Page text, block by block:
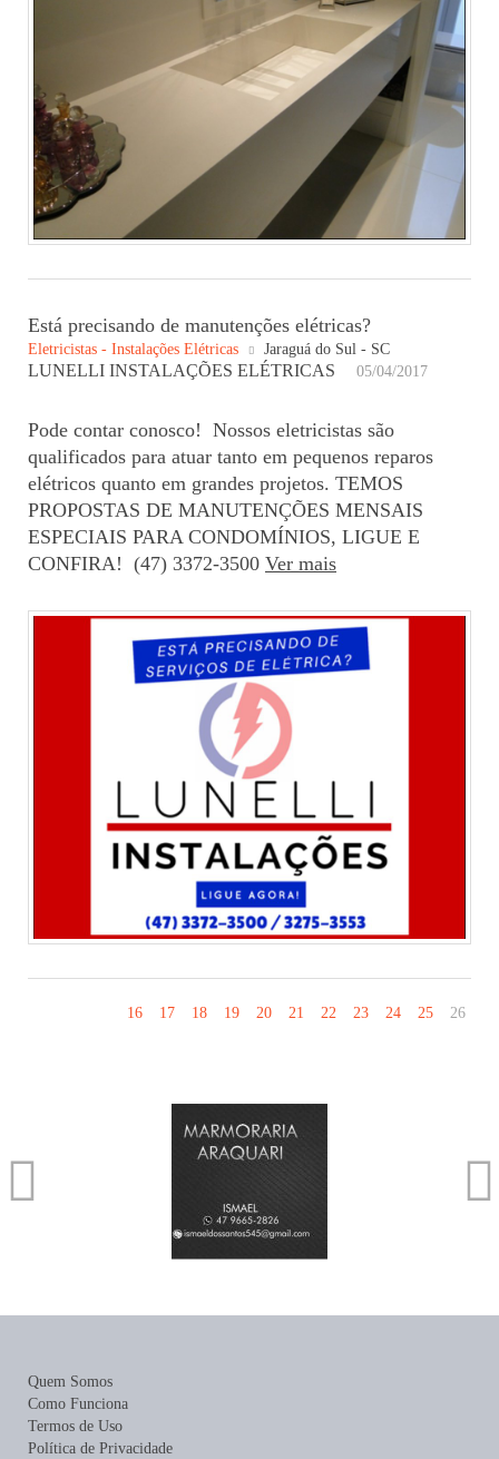
Está precisando de manutenções elétricas?
Eletricistas - Instalações Elétricas Jaraguá do Sul - SC
LUNELLI INSTALAÇÕES ELÉTRICAS 05/04/2017
Pode contar conosco! Nossos eletricistas são
qualificados para atuar tanto em pequenos reparos
elétricos quanto em grandes projetos. TEMOS
PROPOSTAS DE MANUTENÇÕES MENSAIS
ESPECIAIS PARA CONDOMÍNIOS, LIGUE E
CONFIRA! (47) 3372-3500 Ver mais
16 17 18 19 20 21 22 23 24 25 26
Quem Somos
Como Funciona
Termos de Uso
Política de Privacidade